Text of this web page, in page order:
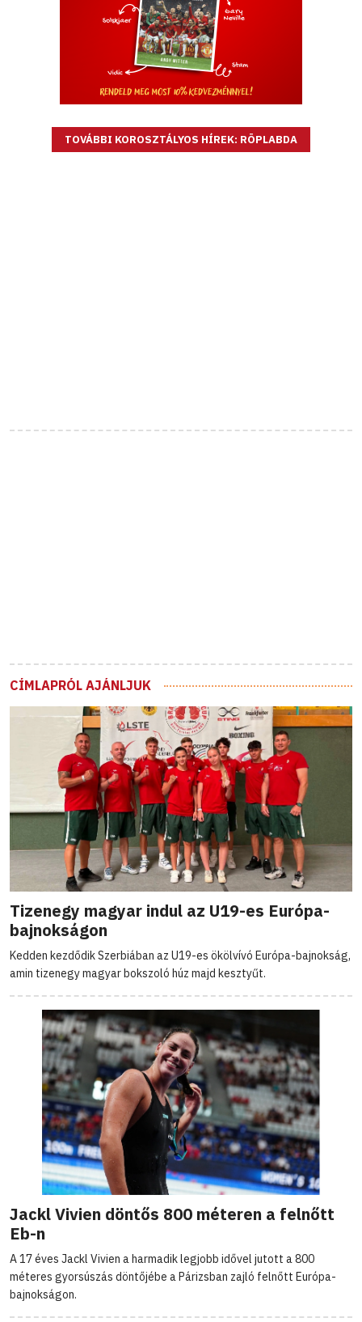
TOVÁBBI KOROSZTÁLYOS HÍREK: RÖPLABDA
CÍMLAPRÓL AJÁNLJUK
Tizenegy magyar indul az U19-es Európa-
bajnokságon
Kedden kezdődik Szerbiában az U19-es ökölvívó Európa-bajnokság,
amin tizenegy magyar bokszoló húz majd kesztyűt.
Jackl Vivien döntős 800 méteren a felnőtt
Eb-n
A 17 éves Jackl Vivien a harmadik legjobb idővel jutott a 800
méteres gyorsúszás döntőjébe a Párizsban zajló felnőtt Európa-
bajnokságon.